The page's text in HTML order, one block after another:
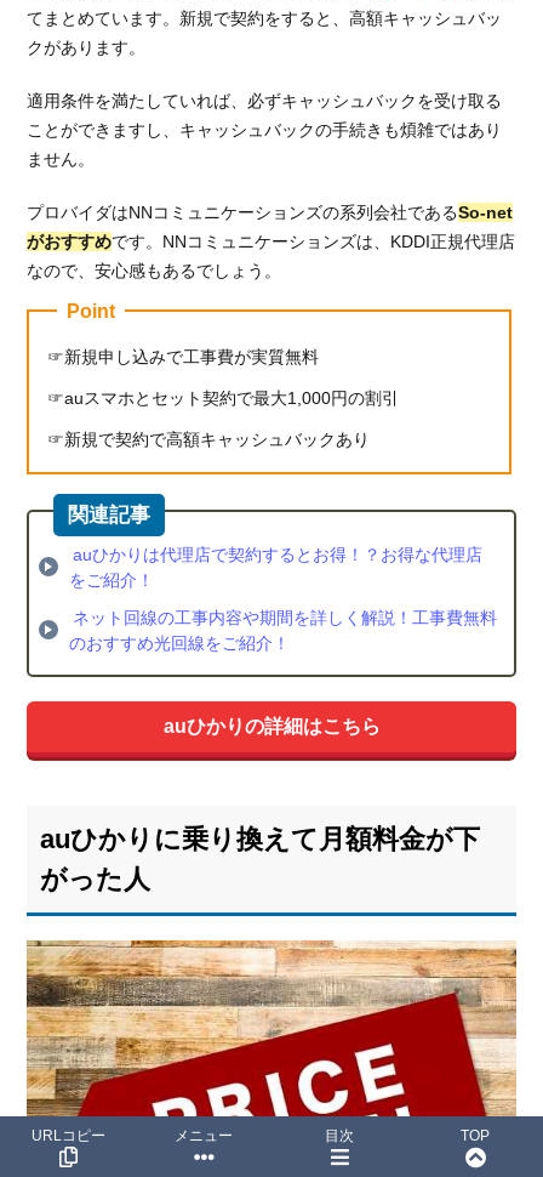
てまとめています。新規で契約をすると、高額キャッシュバッ
クがあります。
適用条件を満たしていれば、必ずキャッシュバックを受け取る
ことができますし、キャッシュバックの手続きも煩雑ではあり
ません。
プロバイダはNNコミュニケーションズの系列会社であるSo-net
がおすすめです。NNコミュニケーションズは、KDDI正規代理店
なので、安心感もあるでしょう。
Point
新規申し込みで工事費が実質無料
auスマホとセット契約で最大1,000円の割引
新規で契約で高額キャッシュバックあり
auひかりは代理店で契約するとお得！？お得な代理店
をご紹介！
ネット回線の工事内容や期間を詳しく解説！工事費無料
のおすすめ光回線をご紹介！
auひかりの詳細はこちら
auひかりに乗り換えて月額料金が下
がった人
URLコピー メニュー 目次 TOP